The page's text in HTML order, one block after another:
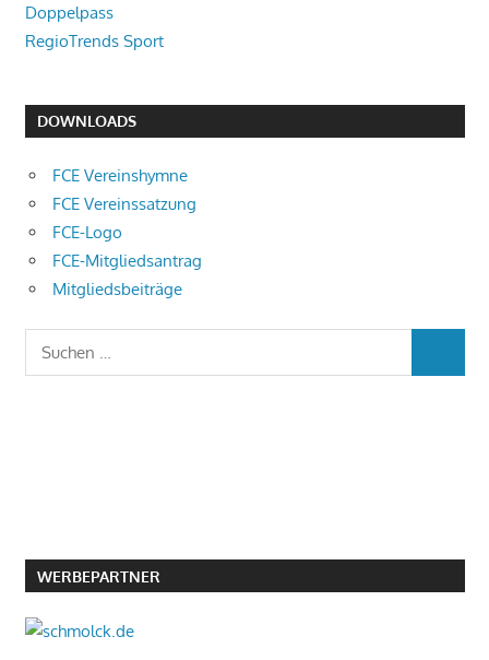
Doppelpass
RegioTrends Sport
DOWNLOADS
FCE Vereinshymne
FCE Vereinssatzung
FCE-Logo
FCE-Mitgliedsantrag
Mitgliedsbeiträge
Suchen
nach:
WERBEPARTNER